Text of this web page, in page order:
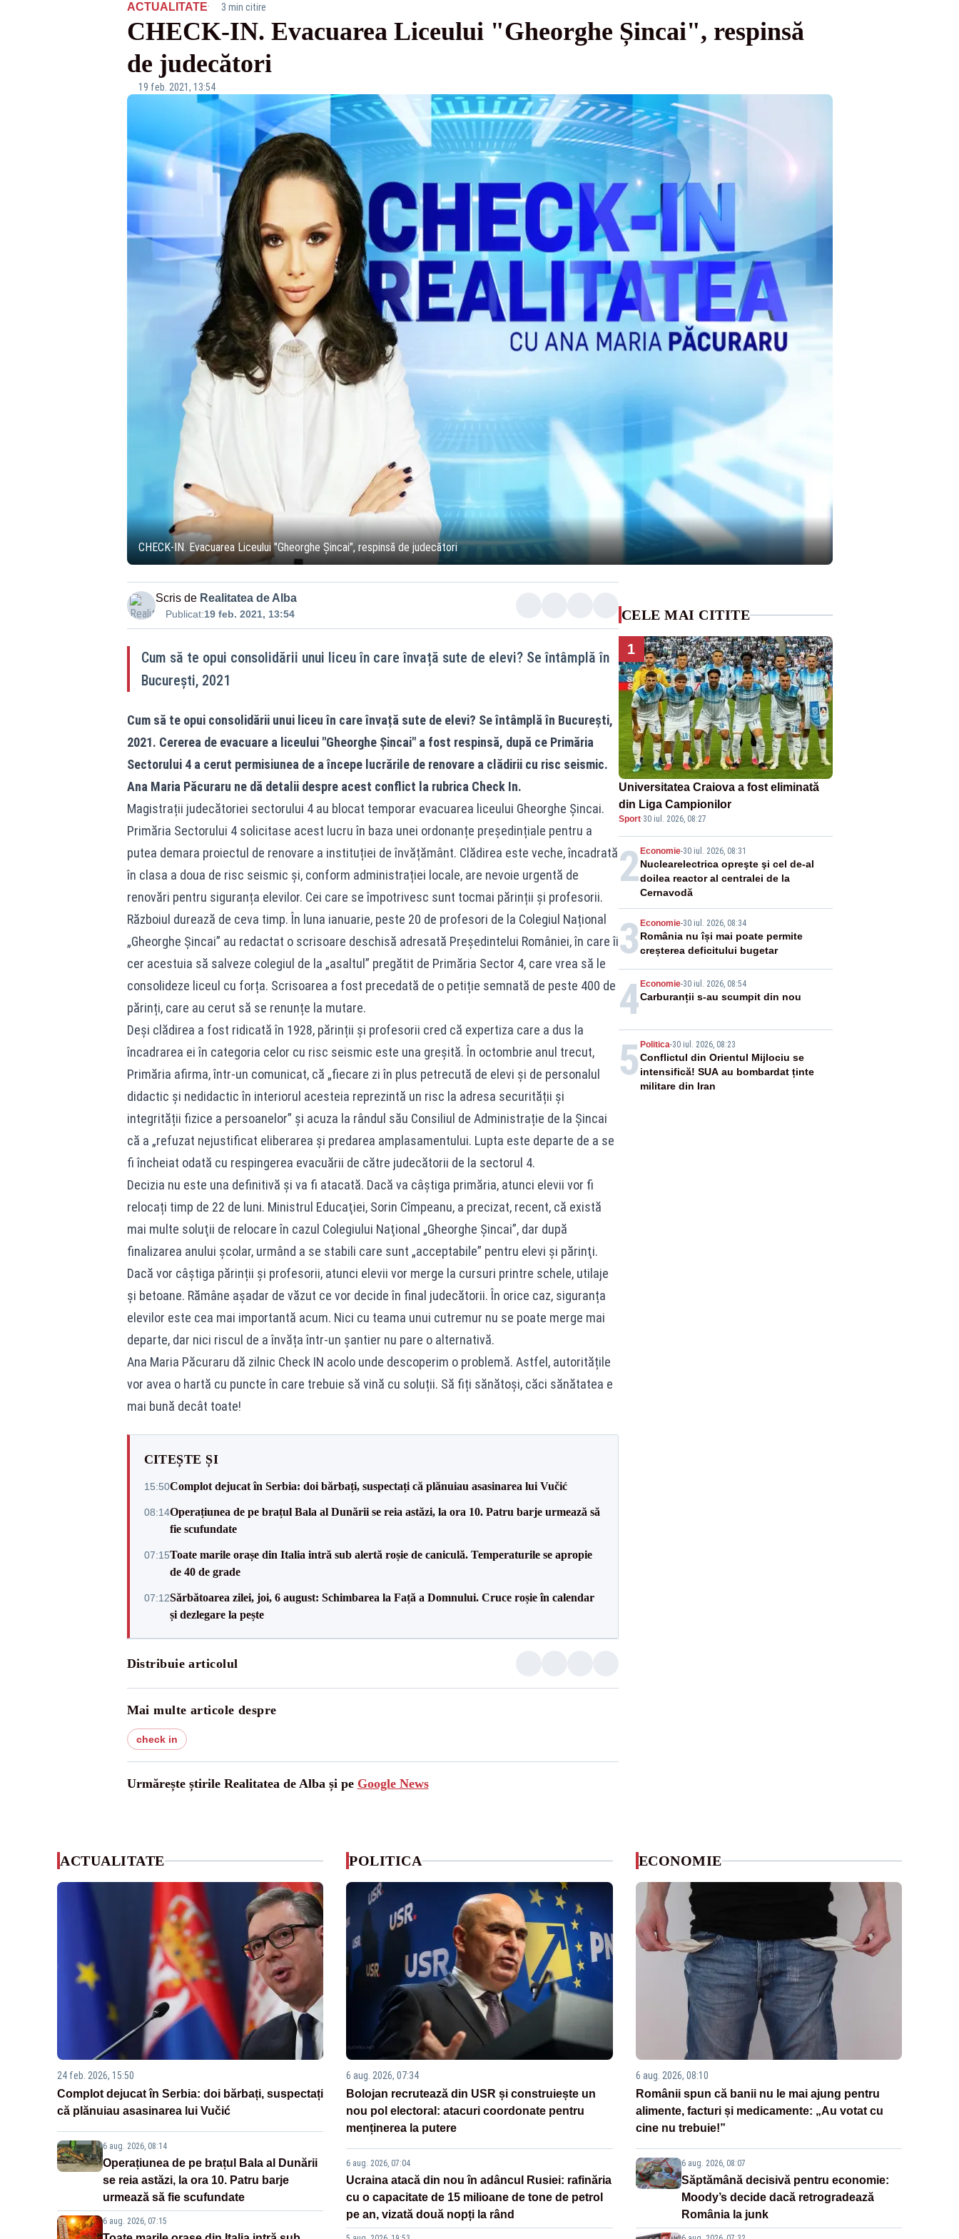
ACTUALITATE· 3 min citire
CHECK-IN. Evacuarea Liceului "Gheorghe Șincai", respinsă
de judecători
19 feb. 2021, 13:54
CHECK-IN. Evacuarea Liceului "Gheorghe Șincai", respinsă de judecători
Scris de Realitatea de Alba
Publicat:19 feb. 2021, 13:54
Cum să te opui consolidării unui liceu în care învață sute de elevi? Se întâmplă în
București, 2021
Cum să te opui consolidării unui liceu în care învață sute de elevi? Se întâmplă în București,
2021. Cererea de evacuare a liceului "Gheorghe Șincai" a fost respinsă, după ce Primăria
Sectorului 4 a cerut permisiunea de a începe lucrările de renovare a clădirii cu risc seismic.
Ana Maria Păcuraru ne dă detalii despre acest conflict la rubrica Check In.
Magistrații judecătoriei sectorului 4 au blocat temporar evacuarea liceului Gheorghe Șincai.
Primăria Sectorului 4 solicitase acest lucru în baza unei ordonanțe președințiale pentru a
putea demara proiectul de renovare a instituției de învățământ. Clădirea este veche, încadrată
în clasa a doua de risc seismic și, conform administrației locale, are nevoie urgentă de
renovări pentru siguranța elevilor. Cei care se împotrivesc sunt tocmai părinții și profesorii.
Războiul durează de ceva timp. În luna ianuarie, peste 20 de profesori de la Colegiul Național
„Gheorghe Șincai” au redactat o scrisoare deschisă adresată Președintelui României, în care îi
cer acestuia să salveze colegiul de la „asaltul” pregătit de Primăria Sector 4, care vrea să le
consolideze liceul cu forța. Scrisoarea a fost precedată de o petiție semnată de peste 400 de
părinți, care au cerut să se renunțe la mutare.
Deși clădirea a fost ridicată în 1928, părinții și profesorii cred că expertiza care a dus la
încadrarea ei în categoria celor cu risc seismic este una greșită. În octombrie anul trecut,
Primăria afirma, într-un comunicat, că „fiecare zi în plus petrecută de elevi și de personalul
didactic și nedidactic în interiorul acesteia reprezintă un risc la adresa securității și
integrității fizice a persoanelor” și acuza la rândul său Consiliul de Administrație de la Șincai
că a „refuzat nejustificat eliberarea și predarea amplasamentului. Lupta este departe de a se
fi încheiat odată cu respingerea evacuării de către judecătorii de la sectorul 4.
Decizia nu este una definitivă și va fi atacată. Dacă va câștiga primăria, atunci elevii vor fi
relocați timp de 22 de luni. Ministrul Educaţiei, Sorin Cîmpeanu, a precizat, recent, că există
mai multe soluţii de relocare în cazul Colegiului Naţional „Gheorghe Şincai”, dar după
finalizarea anului şcolar, urmând a se stabili care sunt „acceptabile” pentru elevi şi părinţi.
Dacă vor câștiga părinții și profesorii, atunci elevii vor merge la cursuri printre schele, utilaje
și betoane. Rămâne așadar de văzut ce vor decide în final judecătorii. În orice caz, siguranța
elevilor este cea mai importantă acum. Nici cu teama unui cutremur nu se poate merge mai
departe, dar nici riscul de a învăța într-un șantier nu pare o alternativă.
Ana Maria Păcuraru dă zilnic Check IN acolo unde descoperim o problemă. Astfel, autoritățile
vor avea o hartă cu puncte în care trebuie să vină cu soluții. Să fiți sănătoși, căci sănătatea e
mai bună decât toate!
CITEȘTE ȘI
15:50Complot dejucat în Serbia: doi bărbați, suspectați că plănuiau asasinarea lui Vučić
08:14Operațiunea de pe brațul Bala al Dunării se reia astăzi, la ora 10. Patru barje urmează să
fie scufundate
07:15Toate marile orașe din Italia intră sub alertă roșie de caniculă. Temperaturile se apropie
de 40 de grade
07:12Sărbătoarea zilei, joi, 6 august: Schimbarea la Față a Domnului. Cruce roșie în calendar
și dezlegare la pește
Distribuie articolul
Mai multe articole despre
check in
Urmărește știrile Realitatea de Alba și pe Google News
CELE MAI CITITE
1
Universitatea Craiova a fost eliminată
din Liga Campionilor
Sport·30 iul. 2026, 08:27
2 Economie-30 iul. 2026, 08:31
Nuclearelectrica opreşte şi cel de-al
doilea reactor al centralei de la
Cernavodă
3 Economie-30 iul. 2026, 08:34
România nu își mai poate permite
creșterea deficitului bugetar
4 Economie-30 iul. 2026, 08:54
Carburanții s-au scumpit din nou
5 Politica-30 iul. 2026, 08:23
Conflictul din Orientul Mijlociu se
intensifică! SUA au bombardat ținte
militare din Iran
ACTUALITATE
24 feb. 2026, 15:50
Complot dejucat în Serbia: doi bărbați, suspectați
că plănuiau asasinarea lui Vučić
6 aug. 2026, 08:14
Operațiunea de pe brațul Bala al Dunării
se reia astăzi, la ora 10. Patru barje
urmează să fie scufundate
6 aug. 2026, 07:15
POLITICA
6 aug. 2026, 07:34
Bolojan recrutează din USR și construiește un
nou pol electoral: atacuri coordonate pentru
menținerea la putere
6 aug. 2026, 07:04
Ucraina atacă din nou în adâncul Rusiei: rafinăria
cu o capacitate de 15 milioane de tone de petrol
pe an, vizată două nopți la rând
ECONOMIE
6 aug. 2026, 08:10
Românii spun că banii nu le mai ajung pentru
alimente, facturi și medicamente: „Au votat cu
cine nu trebuie!”
6 aug. 2026, 08:07
Săptămână decisivă pentru economie:
Moody’s decide dacă retrogradează
România la junk